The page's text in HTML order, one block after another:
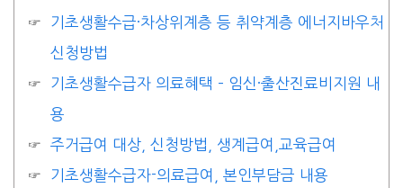
기초생활수급·차상위계층 등 취약계층 에너지바우처
신청방법
기초생활수급자 의료혜택 – 임신·출산진료비지원 내
용
주거급여 대상, 신청방법, 생계급여,교육급여
기초생활수급자-의료급여, 본인부담금 내용